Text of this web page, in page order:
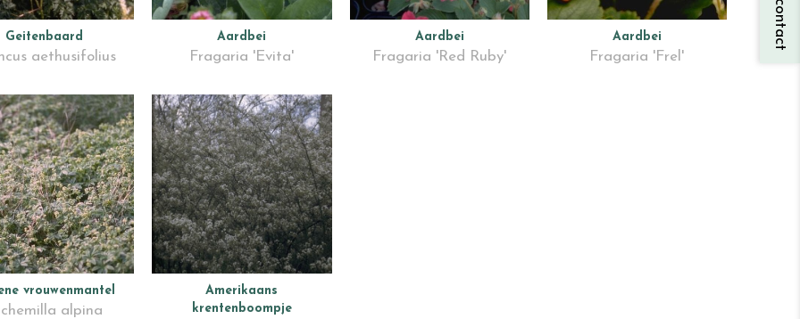
Geitenbaard
aethusifolius
Aardbei
Fragaria 'Evita'
Aardbei
Fragaria 'Red Ruby'
Aardbei
Fragaria 'Frel'
vrouwenmantel
alpina
Amerikaans
krentenboompje